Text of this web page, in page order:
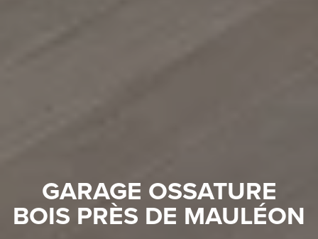
GARAGE OSSATURE
BOIS PRÈS DE MAULÉON